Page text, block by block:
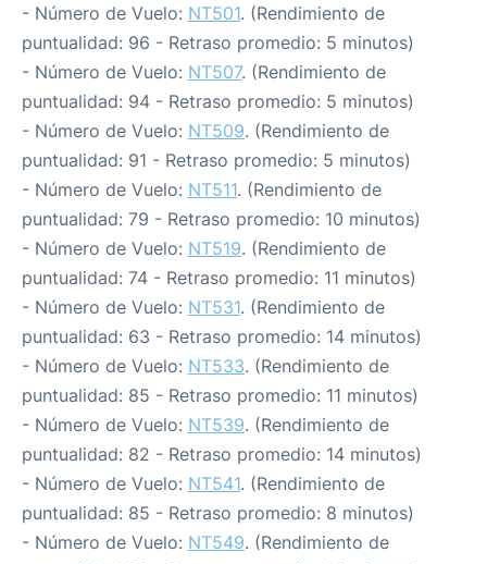
- Número de Vuelo: NT501. (Rendimiento de
puntualidad: 96 - Retraso promedio: 5 minutos)
- Número de Vuelo: NT507. (Rendimiento de
puntualidad: 94 - Retraso promedio: 5 minutos)
- Número de Vuelo: NT509. (Rendimiento de
puntualidad: 91 - Retraso promedio: 5 minutos)
- Número de Vuelo: NT511. (Rendimiento de
puntualidad: 79 - Retraso promedio: 10 minutos)
- Número de Vuelo: NT519. (Rendimiento de
puntualidad: 74 - Retraso promedio: 11 minutos)
- Número de Vuelo: NT531. (Rendimiento de
puntualidad: 63 - Retraso promedio: 14 minutos)
- Número de Vuelo: NT533. (Rendimiento de
puntualidad: 85 - Retraso promedio: 11 minutos)
- Número de Vuelo: NT539. (Rendimiento de
puntualidad: 82 - Retraso promedio: 14 minutos)
- Número de Vuelo: NT541. (Rendimiento de
puntualidad: 85 - Retraso promedio: 8 minutos)
- Número de Vuelo: NT549. (Rendimiento de